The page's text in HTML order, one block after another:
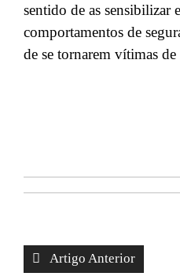
sentido de as sensibilizar
comportamentos de
de se tornarem vítimas de
Artigo Anterior